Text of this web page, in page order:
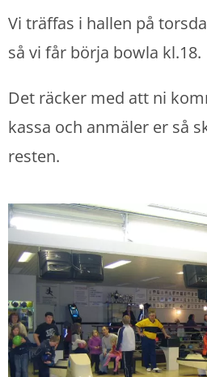
Vi träffas i hallen på
så vi får börja bowla kl.18.
Det räcker med att ni
kassa och anmäler er så
resten.